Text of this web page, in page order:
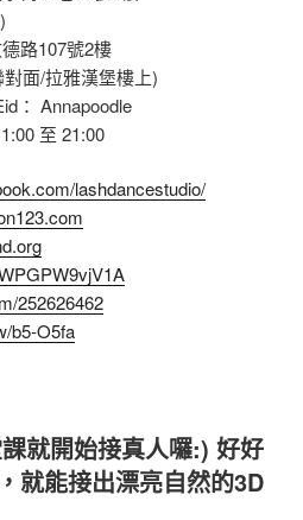
路107號2樓
面/拉雅漢堡樓上)
： Annapoodle
至 21:00
lashdancestudio/
252626462
b5-O5fa
就開始接真人囉:) 好好
就能接出漂亮自然的3D